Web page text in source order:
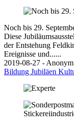
Noch bis 29.
Diese
der Entstehung
Ereignisse und......
2019-08-27 - Anonym
Bildung Jubiläen